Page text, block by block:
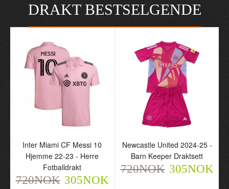
DRAKT BESTSELGENDE
Inter Miami CF Messi 10
Hjemme 22-23 - Herre
Fotballdrakt
720NOK 305NOK
Newcastle United 2024-25 -
Barn Keeper Draktsett
720NOK 305NOK